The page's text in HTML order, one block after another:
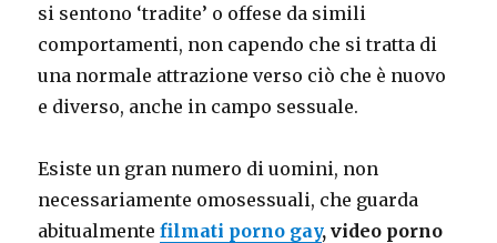
si sentono ‘tradite’ o offese da simili
comportamenti, non capendo che si tratta di
una normale attrazione verso ciò che è nuovo
e diverso, anche in campo sessuale.
Esiste un gran numero di uomini, non
necessariamente omosessuali, che guarda
abitualmentefilmati porno gay, video porno